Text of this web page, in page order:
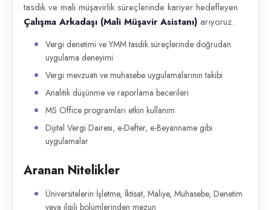
tasdik ve mali müşavirlik süreçlerinde kariyer hedefleyen
Çalışma Arkadaşı (Mali Müşavir Asistanı) arıyoruz.
Vergi denetimi ve YMM tasdik süreçlerinde doğrudan
uygulama deneyimi
Vergi mevzuatı ve muhasebe uygulamalarının takibi
Analitik düşünme ve raporlama becerileri
MS Office programları etkin kullanım
Dijital Vergi Dairesi, e-Defter, e-Beyanname gibi
uygulamalar
Aranan Nitelikler
Üniversitelerin İşletme, İktisat, Maliye, Muhasebe, Denetim
veya ilgili bölümlerinden mezun